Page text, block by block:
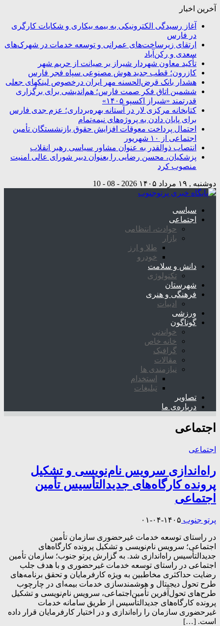
آخرین اخبار
آغاز رسیدگی الکترونیکی به بیمه بیکاری و شکایات کارگری
در فارس
ارتقای زیرساخت‌های عمرانی و توسعه خدمات در شهرک‌های
سعدی و رکن‌آباد
تأکید معاون شهردار شیراز بر صیانت از حریم شهر
کازرون؛ قطب جدید هوش مصنوعی سپاه فجر فارس
هشدار بانک قرض‌الحسنه مهر ایران درخصوص لینکهای جعلی
ششمین اتاق فکر صمت فارس؛ هم‌اندیشی برای برگزاری
قدرتمند «شیراز اکسپو ۱۴۰۵»
کتابخانه مرکزی لار در آستانه بهره‌برداری؛ عزم جدی فارس
برای پایان دادن به پروژه‌های نیمه‌تمام
احتمال پرداخت معوقات افزایش حقوق بازنشستگان تأمین
اجتماعی از ۱۰ شهریور
انتصاب ذوالقدر به عنوان مشاور سیاسی رهبر انقلاب
پزشکیان، محسن رضایی را بعنوان دبیر شورای عالی امنیت
منصوب کرد
دوشنبه , ۱۹ مرداد ۱۴۰۵ 2026 - 08 - 10
سیاسی
اجتماعی
حوادث، انتظامی
بازار
طلا و ارز
خودرو
دانش و سلامت
تکنولوژی
شهرستان
فرهنگی و هنری
ادبیات
ورزشی
گوناگون
خواندنی
خانه خاص
گرافیک
مقالات
نیازمندی ها
استخدام
تبلیغات
تصاویر
درباره‌ی ما
اجتماعی
اجتماعی
راه‌اندازی سرویس نام‌نویسی و تشکیل
پرونده کارگاه‌های جدیدالتأسیس تأمین
اجتماعی
پرتو جنوب ۱۴۰۵-۰۴-۰۱
در راستای توسعه خدمات غیرحضوری سازمان تأمین
اجتماعی؛ سرویس نام‌نویسی و تشکیل پرونده کارگاه‌های
جدیدالتأسیس راه‌اندازی شد. به گزارش پرتو جنوب؛ سازمان تأمین
اجتماعی در راستای توسعه خدمات غیرحضوری و با هدف جلب
رضایت حداکثری مخاطبین به ویژه کارفرمایان و تحقق برنامه‌های
طرح تحول دیجیتال و هوشمندسازی خدمات بیمه‌ای در چارچوب
طرح‌های تحول‌آفرین تأمین‌اجتماعی، سرویس نام‌نویسی و تشکیل
پرونده کارگاه‌های جدیدالتأسیس از طریق سامانه خدمات
غیرحضوری سازمان را راه‌اندازی و در اختیار کارفرمایان قرار داده
است. […]